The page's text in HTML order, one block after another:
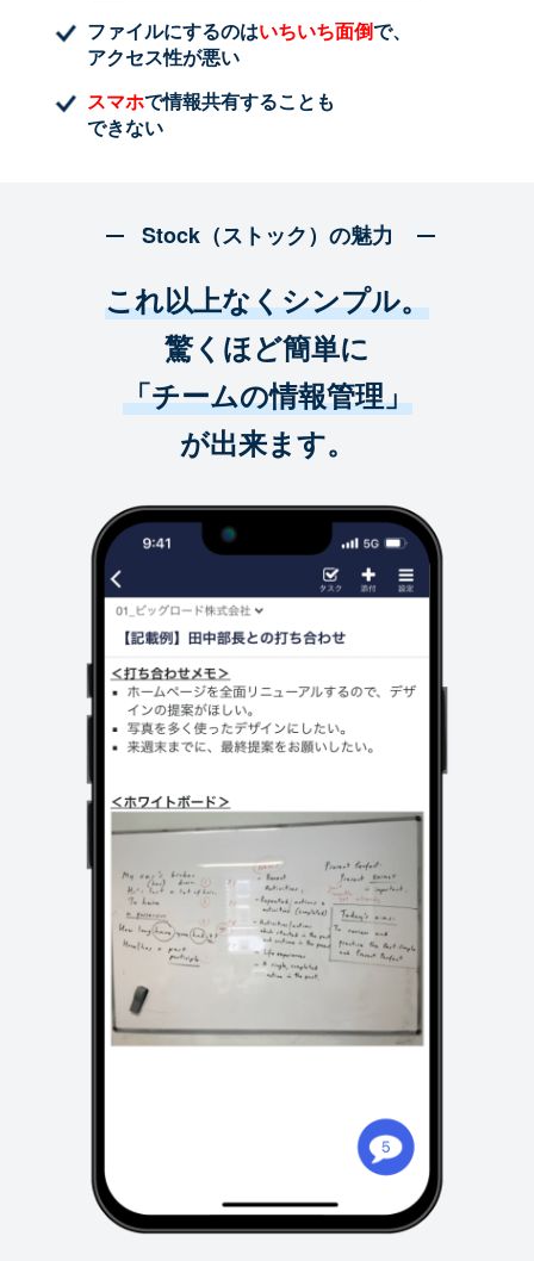
ファイルにするのはいちいち面倒で、
アクセス性が悪い
スマホで情報共有することも
できない
Stock（ストック）の魅力
これ以上なくシンプル。
驚くほど簡単に
「チームの情報管理」
が出来ます。